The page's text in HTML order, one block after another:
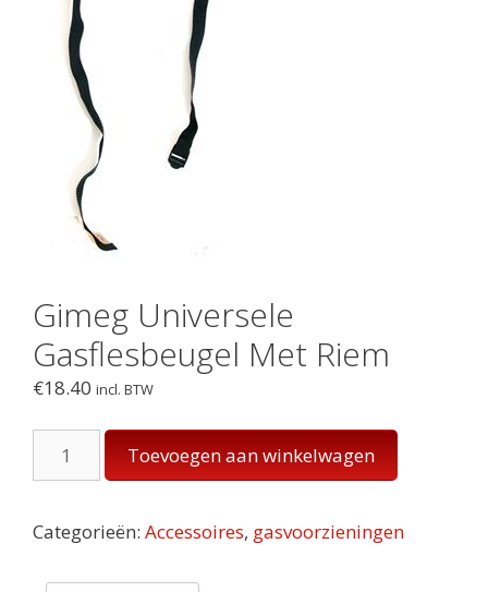
Gimeg Universele
Gasflesbeugel Met Riem
€18.40 incl. BTW
Universele
Met
Riem
aantal
Toevoegen aan winkelwagen
Categorieën: Accessoires, gasvoorzieningen